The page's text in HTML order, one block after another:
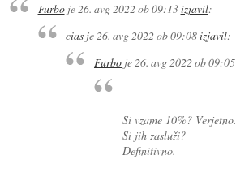
Furboje26. avg 2022 ob 09:13izjavil:
cias je26. avg 2022 ob 09:08izjavil:
Furboje26. avg 2022 ob 09:05
Si vzame 10%? Verjetno.
Si jih zasluži?
Definitivno.